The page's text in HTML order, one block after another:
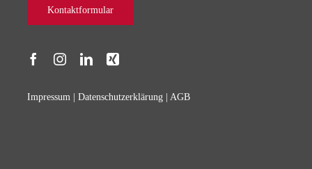
Kontaktformular
Impressum |Datenschutzerklärung AGB